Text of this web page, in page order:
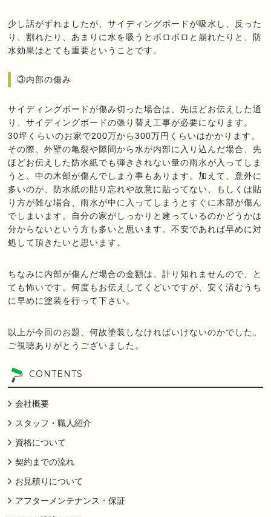
少し話がずれましたが、サイディングボードが吸水し、反った
り、割れたり、あまりに水を吸うとボロボロと崩れたりと、防
水効果はとても重要ということです。
③内部の傷み
サイディングボードが傷み切った場合は、先ほどお伝えした通
り、サイディングボードの張り替え工事が必要になります。
30坪くらいのお家で200万から300万円くらいはかかります。
その際、外壁の亀裂や隙間から水が内部に入り込んだ場合、先
ほどお伝えした防水紙でも弾ききれない量の雨水が入ってしま
うと、中の木部が傷んでしまう事もあります。加えて、意外に
多いのが、防水紙の貼り忘れや故意に貼ってない、もしくは貼
り方が雑な場合、雨水が中に入ってしまうとすぐに木部が傷ん
でしまいます。自分の家がしっかりと建っているのかどうかは
分からないという方も多いと思います。不安であれば早めに対
処して頂きたいと思います。
ちなみに内部が傷んだ場合の金額は、計り知れませんので、と
ても怖いです。何度もお伝えしてくどいですが、安く済むうち
に早めに塗装を行って下さい。
以上が今回のお題、何故塗装しなければいけないのかでした。
ご視聴ありがとうございました。
CONTENTS
会社概要
スタッフ・職人紹介
資格について
契約までの流れ
お見積りについて
アフターメンテナンス・保証